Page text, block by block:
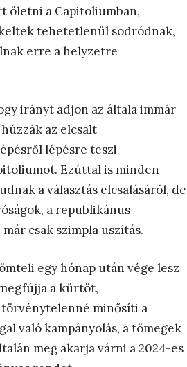
öletni a Capitoliumban,
tehetetlenül sodródnak,
erre a helyzetre
irányt adjon az általa immár
az elcsalt
lépésre teszi
Ezúttal is minden
a választás elcsalásáról, de
a republikánus
csak szimpla uszítás.
egy hónap után vége lesz
a kürtöt,
minősíti a
való kampányolás, a tömegek
meg akarja várni a 2024-es